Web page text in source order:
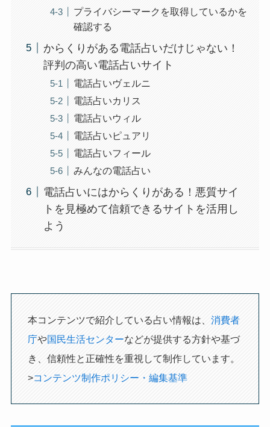
プライバシーマークを取得しているかを
確認する
からくりがある電話占いだけじゃない！
評判の高い電話占いサイト
電話占いヴェルニ
電話占いカリス
電話占いウィル
電話占いピュアリ
電話占いフィール
みんなの電話占い
電話占いにはからくりがある！悪質サイ
トを見極めて信頼できるサイトを活用し
よう
本コンテンツで紹介している占い情報は、 消費者
庁や国民生活センターなどが提供する方針や基づ
き、信頼性と正確性を重視して制作しています。
>コンテンツ制作ポリシー・編集基準